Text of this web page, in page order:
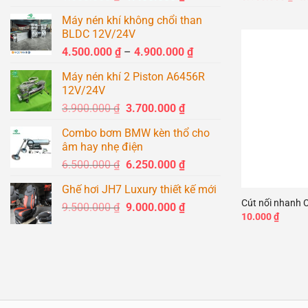
là:
1.500.000 ₫.
tại
1.400.000 ₫.
Máy nén khí không chổi than
BLDC 12V/24V
4.500.000 ₫ – 4.900.000 ₫Khoảng
từ
Máy nén khí 2 Piston A6456R
12V/24V
3.900.000₫ Giá
là:
3.900.000 ₫.
3.700.000 ₫Giá
tại
3.700.000 ₫.
Combo bơm BMW kèn thổ cho
âm hay nhẹ điện
6.500.000₫ Giá
là:
6.500.000 ₫.
6.250.000 ₫Giá
tại
là:
6.250.000 ₫.
Ghế hơi JH7 Luxury thiết kế mới
9.500.000₫ Giá
9.000.000 ₫Giá
Cút nối nhanh
10.000₫